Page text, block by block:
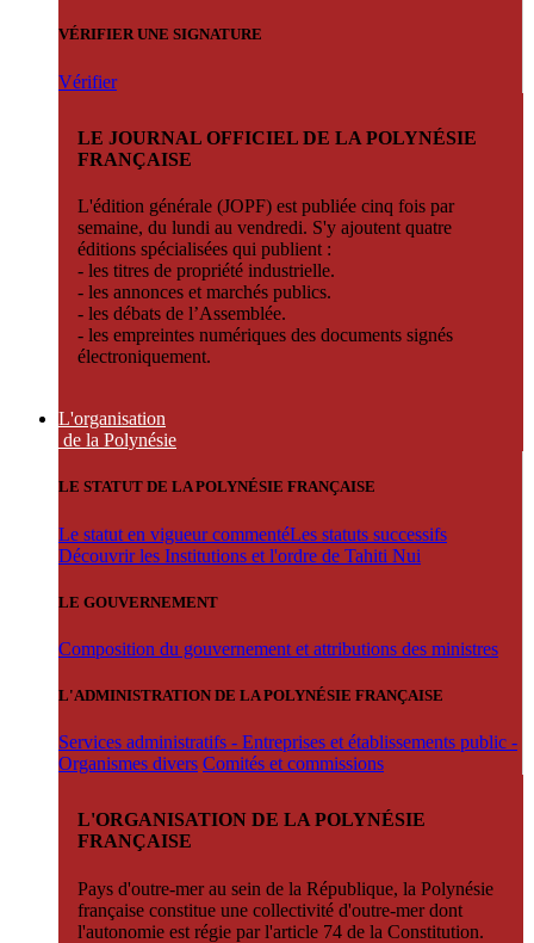
VÉRIFIER UNE SIGNATURE
Vérifier
LE JOURNAL OFFICIEL DE LA POLYNÉSIE
FRANÇAISE
L'édition générale (JOPF) est publiée cinq fois par
semaine, du lundi au vendredi. S'y ajoutent quatre
éditions spécialisées qui publient :
- les titres de propriété industrielle.
- les annonces et marchés publics.
- les débats de l’Assemblée.
- les empreintes numériques des documents signés
électroniquement.
L'organisation
de la Polynésie
LE STATUT DE LA POLYNÉSIE FRANÇAISE
Le statut en vigueur commentéLes statuts successifs
Découvrir les Institutions et l'ordre de Tahiti Nui
LE GOUVERNEMENT
Composition du gouvernement et attributions des ministres
L'ADMINISTRATION DE LA POLYNÉSIE FRANÇAISE
Services administratifs - Entreprises et établissements public -
Organismes divers Comités et commissions
L'ORGANISATION DE LA POLYNÉSIE
FRANÇAISE
Pays d'outre-mer au sein de la République, la Polynésie
française constitue une collectivité d'outre-mer dont
l'autonomie est régie par l'article 74 de la Constitution.